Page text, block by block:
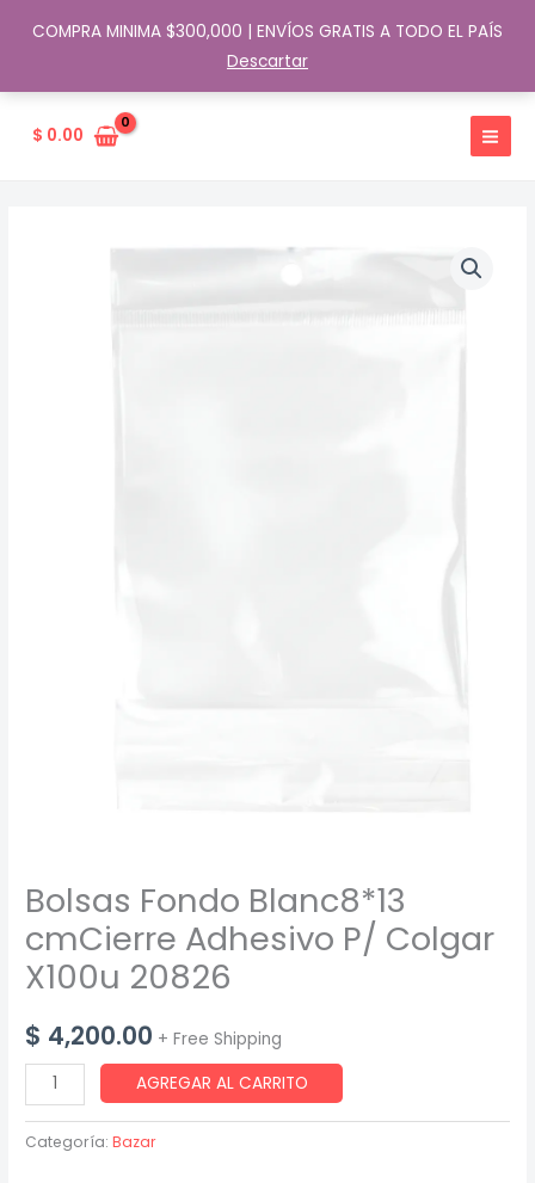
COMPRA MINIMA $300,000 | ENVÍOS GRATIS A TODO EL PAÍS
Descartar
$ 0.00
Bolsas Fondo Blanc8*13
cmCierre Adhesivo P/ Colgar
X100u 20826
$ 4,200.00 + Free Shipping
Bolsas
Fondo
Blanc8*13
AGREGAR AL CARRITO
Categoría:Bazar